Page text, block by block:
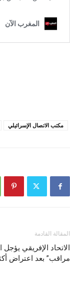
مكتب الاتصال الإسرائيلي
المقالة القادمة
الاتحاد الإفريقي
مراقب” بعد اعتراض أكثر من